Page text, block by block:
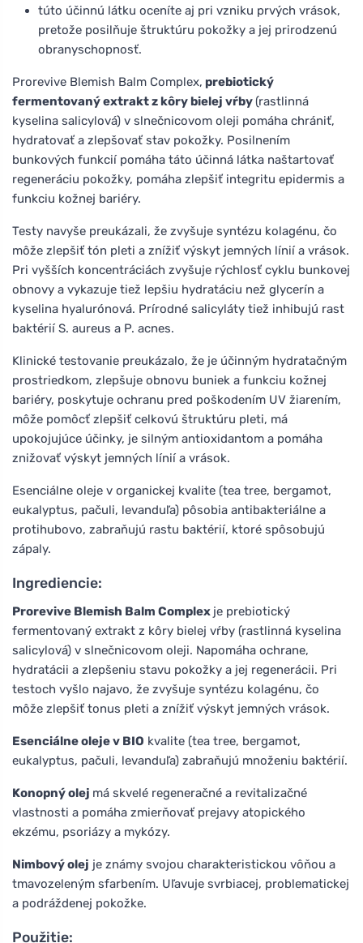
túto účinnú látku oceníte aj pri vzniku prvých vrások,
pretože posilňuje štruktúru pokožky a jej prirodzenú
obranyschopnosť.
Prorevive Blemish Balm Complex, prebiotický
fermentovaný extrakt z kôry bielej vŕby(rastlinná
kyselina salicylová) v slnečnicovom oleji pomáha chrániť,
hydratovať a zlepšovať stav pokožky. Posilnením
bunkových funkcií pomáha táto účinná látka naštartovať
regeneráciu pokožky, pomáha zlepšiť integritu epidermis a
funkciu kožnej bariéry.
Testy navyše preukázali, že zvyšuje syntézu kolagénu, čo
môže zlepšiť tón pleti a znížiť výskyt jemných línií a vrások.
Pri vyšších koncentráciách zvyšuje rýchlosť cyklu bunkovej
obnovy a vykazuje tiež lepšiu hydratáciu než glycerín a
kyselina hyalurónová. Prírodné salicyláty tiež inhibujú rast
baktérií S. aureus a P. acnes.
Klinické testovanie preukázalo, že je účinným hydratačným
prostriedkom, zlepšuje obnovu buniek a funkciu kožnej
bariéry, poskytuje ochranu pred poškodením UV žiarením,
môže pomôcť zlepšiť celkovú štruktúru pleti, má
upokojujúce účinky, je silným antioxidantom a pomáha
znižovať výskyt jemných línií a vrások.
Esenciálne oleje v organickej kvalite (tea tree, bergamot,
eukalyptus, pačuli, levanduľa) pôsobia antibakteriálne a
protihubovo, zabraňujú rastu baktérií, ktoré spôsobujú
zápaly.
Ingrediencie:
Prorevive Blemish Balm Complex je prebiotický
fermentovaný extrakt z kôry bielej vŕby (rastlinná kyselina
salicylová) v slnečnicovom oleji. Napomáha ochrane,
hydratácii a zlepšeniu stavu pokožky a jej regenerácii. Pri
testoch vyšlo najavo, že zvyšuje syntézu kolagénu, čo
môže zlepšiť tonus pleti a znížiť výskyt jemných vrások.
Esenciálne oleje v BIO kvalite (tea tree, bergamot,
eukalyptus, pačuli, levanduľa) zabraňujú množeniu baktérií.
Konopný olej má skvelé regeneračné a revitalizačné
vlastnosti a pomáha zmierňovať prejavy atopického
ekzému, psoriázy a mykózy.
Nimbový olej je známy svojou charakteristickou vôňou a
tmavozeleným sfarbením. Uľavuje svrbiacej, problematickej
a podráždenej pokožke.
Použitie: